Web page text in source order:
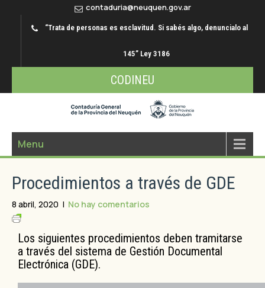
contaduria@neuquen.gov.ar
“Trata de personas es esclavitud. Si sabés algo, denuncialo al
145” Ley 3186
CODINEU
Menu
Procedimientos a través de GDE
8 abril, 2020 | No hay comentarios
Los siguientes procedimientos deben tramitarse
a través del sistema de Gestión Documental
Electrónica (GDE).